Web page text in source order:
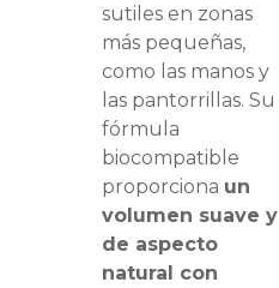
sutiles en zonas
más pequeñas,
como las manos y
las pantorrillas. Su
fórmula
biocompatible
proporciona un
volumen suave y
de aspecto
natural con